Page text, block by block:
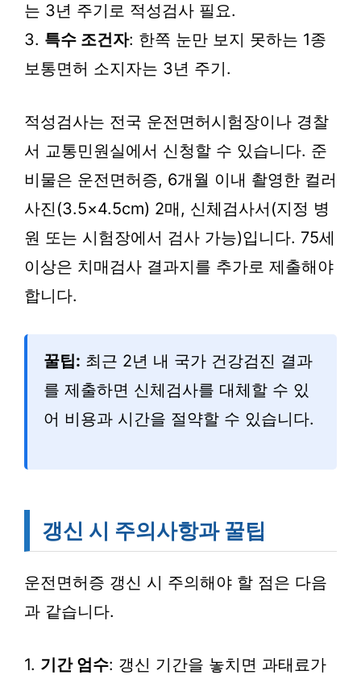
는 3년 주기로 적성검사 필요.
3. 특수 조건자: 한쪽 눈만 보지 못하는 1종
보통면허 소지자는 3년 주기.
적성검사는 전국 운전면허시험장이나 경찰
서 교통민원실에서 신청할 수 있습니다. 준
비물은 운전면허증, 6개월 이내 촬영한 컬러
사진(3.5×4.5cm) 2매, 신체검사서(지정 병
원 또는 시험장에서 검사 가능)입니다. 75세
이상은 치매검사 결과지를 추가로 제출해야
합니다.
꿀팁: 최근 2년 내 국가 건강검진 결과
를 제출하면 신체검사를 대체할 수 있
어 비용과 시간을 절약할 수 있습니다.
갱신 시 주의사항과 꿀팁
운전면허증 갱신 시 주의해야 할 점은 다음
과 같습니다.
1. 기간 엄수: 갱신 기간을 놓치면 과태료가